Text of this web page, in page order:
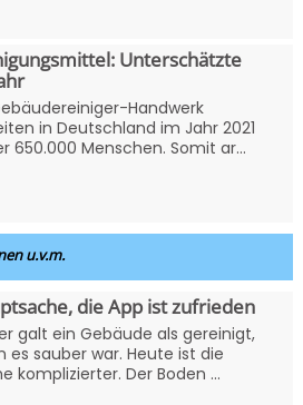
Unterschätzte
Handwerk
in Deutschland im Jahr 2021
650.000 Menschen. Somit ar...
u.v.m.
die App ist zufrieden
galt ein Gebäude als gereinigt,
es sauber war. Heute ist die
komplizierter. Der Boden ...